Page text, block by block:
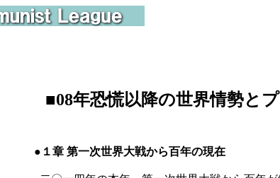
■08年恐慌以降の世界情勢と
●１章 第一次世界大戦から百年の現在